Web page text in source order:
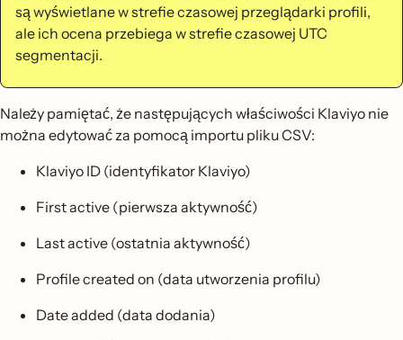
są wyświetlane w strefie czasowej przeglądarki profili,
ale ich ocena przebiega w strefie czasowej UTC
segmentacji.
Należy pamiętać, że następujących właściwości Klaviyo nie
można edytować za pomocą importu pliku CSV:
Klaviyo ID (identyfikator Klaviyo)
First active (pierwsza aktywność)
Last active (ostatnia aktywność)
Profile created on (data utworzenia profilu)
Date added (data dodania)